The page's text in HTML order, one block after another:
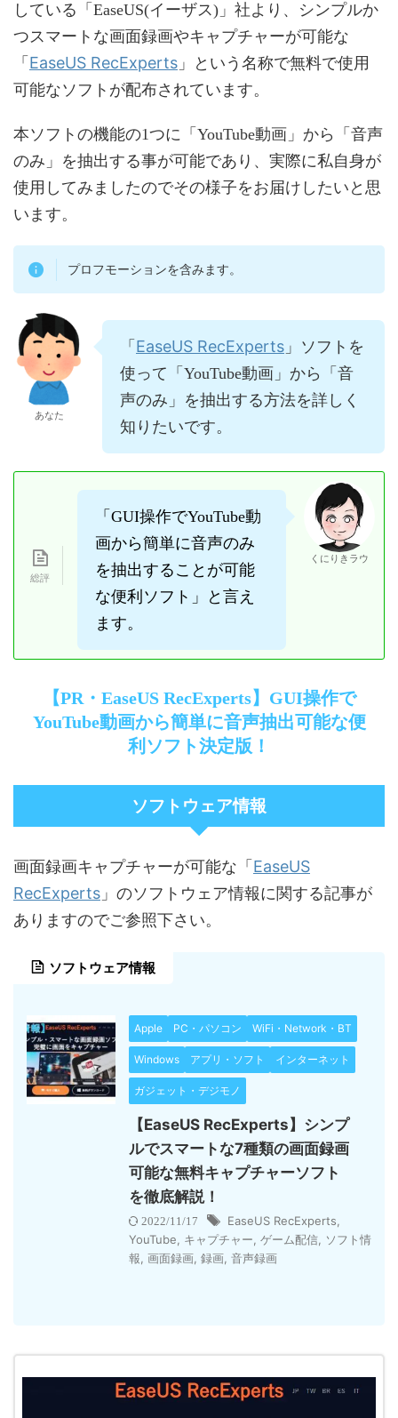
している「EaseUS(イーザス)」社より、シンプルか
つスマートな画面録画やキャプチャーが可能な
「 EaseUS RecExperts 」という名称で無料で使用
可能なソフトが配布されています。
本ソフトの機能の1つに「YouTube動画」から「音声
のみ」を抽出する事が可能であり、実際に私自身が
使用してみましたのでその様子をお届けしたいと思
います。
プロフモーションを含みます。
あなた
「 EaseUS RecExperts 」ソフトを
使って「YouTube動画」から「音
声のみ」を抽出する方法を詳しく
知りたいです。
「GUI操作でYouTube動
画から簡単に音声のみ
を抽出することが可能
な便利ソフト」と言え
ます。
くにりきラウ
【PR・EaseUS RecExperts】GUI操作で
YouTube動画から簡単に音声抽出可能な便
利ソフト決定版！
ソフトウェア情報
画面録画キャプチャーが可能な「 EaseUS
RecExperts 」のソフトウェア情報に関する記事が
ありますのでご参照下さい。
ソフトウェア情報
Apple PC・パソコン WiFi・Network・BT
Windows アプリ・ソフト インターネット
ガジェット・デジモノ
【EaseUS RecExperts】シンプ
ルでスマートな7種類の画面録画
可能な無料キャプチャーソフト
を徹底解説！
2022/11/17 EaseUS RecExperts
YouTube
キャプチャー ゲーム配信
ソフト情
報 画面録画 録画 音声録画